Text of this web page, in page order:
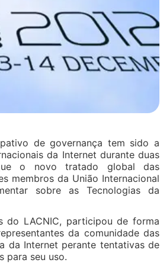
de governança tem sido a
da Internet durante duas
o novo tratado global das
membros da União Internacional
sobre as Tecnologias da
do LACNIC, participou de forma
da comunidade das
da Internet perante tentativas de
para seu uso.